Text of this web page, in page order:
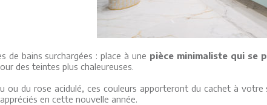
de bains surchargées : place à une pièce minimaliste qui se
des teintes plus chaleureuses.
ou du rose acidulé, ces couleurs apporteront du cachet à
en cette nouvelle année.